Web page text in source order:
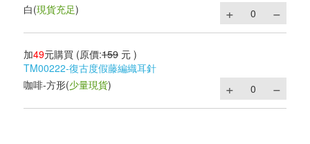
白(現貨充足)
加49元購買 (原價:159 元 )
TM00222-復古度假藤編織耳針
咖啡-方形(少量現貨)